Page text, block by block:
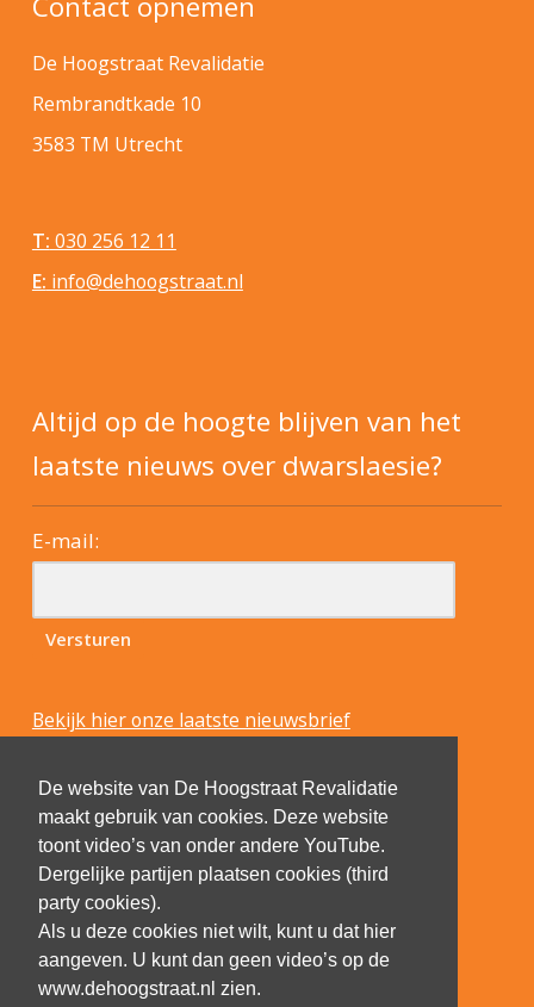
De website van De Hoogstraat Revalidatie
maakt gebruik van cookies. Deze website
toont video’s van onder andere YouTube.
Dergelijke partijen plaatsen cookies (third
party cookies).
Als u deze cookies niet wilt, kunt u dat hier
aangeven. U kunt dan geen video’s op de
www.dehoogstraat.nl zien.
De Hoogstraat Revalidatie
Rembrandtkade 10
3583 TM Utrecht
T: 030 256 12 11
E: info@dehoogstraat.nl
Altijd op de hoogte blijven van het
laatste nieuws over dwarslaesie?
E-mail:
Bekijk hier onze laatste nieuwsbrief